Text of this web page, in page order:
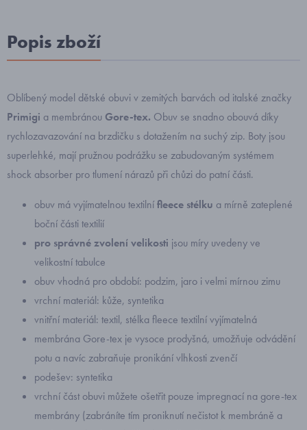
Popis zboží
Oblíbený model dětské obuvi v zemitých barvách od italské značky
Primigi a membránou Gore-tex. Obuv se snadno obouvá díky
rychlozavazování na brzdičku s dotažením na suchý zip. Boty jsou
superlehké, mají pružnou podrážku se zabudovaným systémem
shock absorber pro tlumení nárazů při chůzi do patní části.
obuv má vyjímatelnou textilnífleece stélku a mírně zateplené
boční části textilií
pro správné zvolení velikosti jsou míry uvedeny ve
velikostní tabulce
obuv vhodná pro období: podzim, jaro i velmi mírnou zimu
vrchní materiál: kůže, syntetika
vnitřní materiál: textil, stélka fleece textilní vyjímatelná
membrána Gore-tex je vysoce prodyšná, umožňuje odvádění
potu a navíc zabraňuje pronikání vlhkosti zvenčí
podešev: syntetika
vrchní část obuvi můžete ošetřit pouze impregnací na gore-tex
membrány (zabráníte tím proniknutí nečistot k membráně a